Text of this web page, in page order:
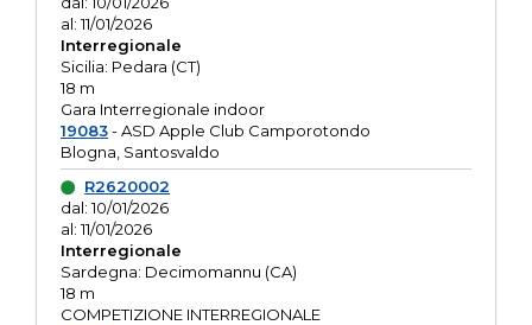
al: 11/01/2026
Interregionale
Sicilia: Pedara (CT)
18 m
Gara Interregionale indoor
19083- ASD Apple Club Camporotondo
Blogna, Santosvaldo
R2620002
dal: 10/01/2026
al: 11/01/2026
Interregionale
Sardegna: Decimomannu (CA)
18 m
COMPETIZIONE INTERREGIONALE